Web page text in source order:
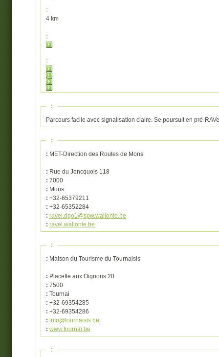
:
4 km
:
:
:
Parcours facile avec signalisation claire. Se poursuit en pré-
:
: MET-Direction des Routes de Mons
: Rue du Joncquois 118
: 7000
: Mons
: +32-65379211
: +32-65352284
: ravel.dgo1@spw.wallonie.be
: ravel.wallonie.be
:
: Maison du Tourisme du Tournaisis
: Placette aux Oignons 20
: 7500
: Tournai
: +32-69354285
: +32-69354286
: info@tournaisis.be
: www.tournai.be
: